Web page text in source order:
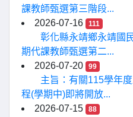
課教師甄選第三階段...
2026-07-16
111
彰化縣永靖鄉永靖國
期代課教師甄選第二...
2026-07-20
99
主旨：有關115學年
程(學期中)即將開放...
2026-07-15
88